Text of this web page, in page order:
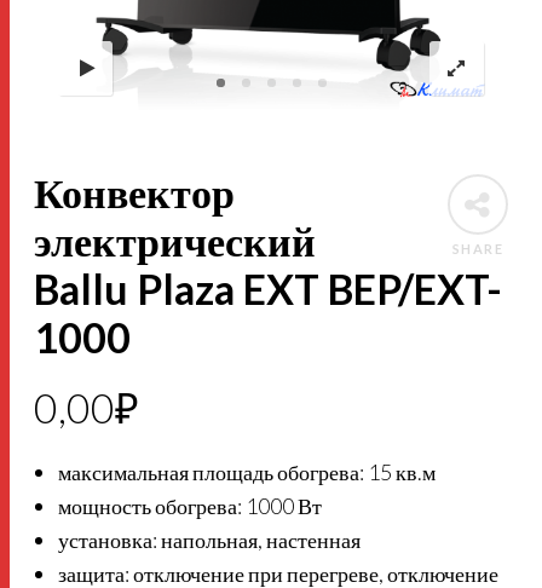
SHARE
Конвектор
электрический
Ballu Plaza EXT BEP/EXT-
1000
0,00₽
максимальная площадь обогрева: 15 кв.м
мощность обогрева: 1000 Вт
установка: напольная, настенная
защита: отключение при перегреве, отключение